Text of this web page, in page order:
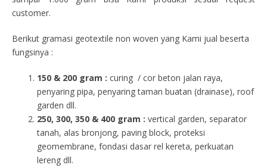
customer.
Berikut gramasi geotextile non woven yang Kami jual beserta
fungsinya :
150 & 200 gram : curing / cor beton jalan raya,
penyaring pipa, penyaring taman buatan (drainase), roof
garden dll.
250, 300, 350 & 400 gram : vertical garden, separator
tanah, alas bronjong, paving block, proteksi
geomembrane, fondasi dasar rel kereta, perkuatan
lereng dll.